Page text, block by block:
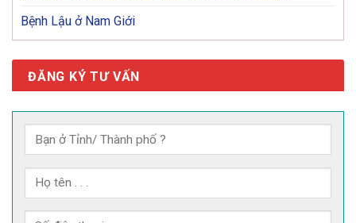
Bệnh Lậu ở Nam Giới
ĐĂNG KÝ TƯ VẤN